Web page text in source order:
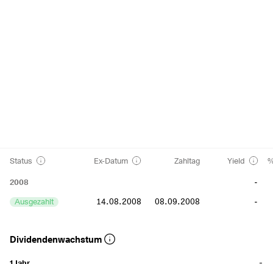
Status Ex-Datum Zahltag Yield
2008
-
Ausgezahlt
14.08.2008 08.09.2008 -
Dividendenwachstum